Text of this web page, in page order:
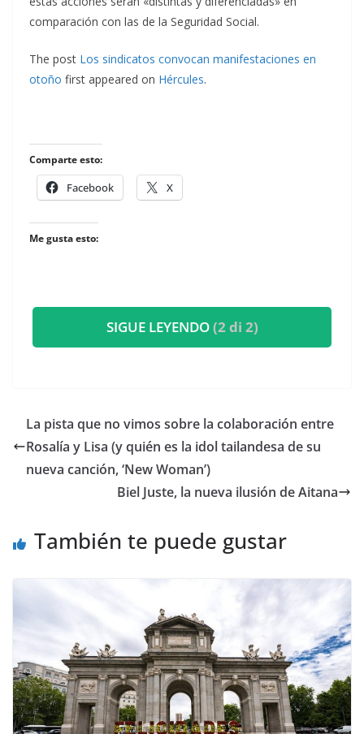
comparación con las de la Seguridad Social.
The post Los sindicatos convocan manifestaciones en
otoño first appeared on Hércules.
Comparte esto:
Facebook X
Me gusta esto:
SIGUE LEYENDO(2 di 2)
​La pista que no vimos sobre la colaboración entre
Rosalía y Lisa (y quién es la idol tailandesa de su
nueva canción, ‘New Woman’)
Biel Juste, la nueva ilusión de Aitana
También te puede gustar